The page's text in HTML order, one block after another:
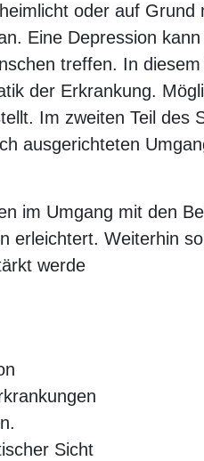
oder auf Grund
Eine Depression
treffen. In
der Erkrankung.
Im zweiten Teil des
ausgerichteten
im Umgang mit den
erleichtert. Weiterhin
werde
Sicht